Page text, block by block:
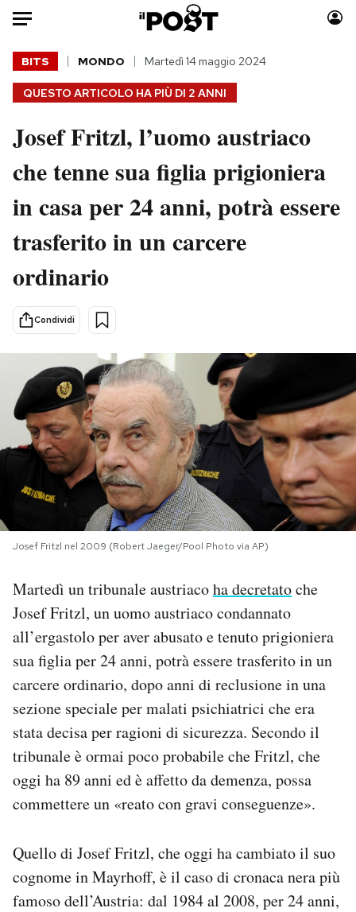
Auto
HOME
Italia
Politica
Tecnologia
Internet
Scienza
Cultura
Sport
Moda
Consumismi
Storie/Idee
Ok Boomer!
Media
PODCAST
NEWSLETTER
I MIEI PREFERITI
SHOP
CALENDARIO
AREA PERSONALE
Area Personale
Newsletter
Notifiche mobile
Regala il Post
Hai bisogno di aiuto?
Esci
QUESTO ARTICOLO HA PIÙ DI 2 ANNI
BITS MONDO Martedì 14 maggio 2024
Josef Fritzl, l’uomo austriaco
che tenne sua figlia prigioniera
in casa per 24 anni, potrà essere
trasferito in un carcere
ordinario
Condividi
Josef Fritzl nel 2009 (Robert Jaeger/Pool Photo via AP)
Martedì un tribunale austriacoha decretatoche
Josef Fritzl, un uomo austriaco condannato
all’ergastolo per aver abusato e tenuto prigioniera
sua figlia per 24 anni, potrà essere trasferito in un
carcere ordinario, dopo anni di reclusione in una
sezione speciale per malati psichiatrici che era
stata decisa per ragioni di sicurezza. Secondo il
tribunale è ormai poco probabile che Fritzl, che
oggi ha 89 anni ed è affetto da demenza, possa
commettere un «reato con gravi conseguenze».
Quello di Josef Fritzl, che oggi ha cambiato il suo
cognome in Mayrhoff, è il caso di cronaca nera più
famoso dell’Austria: dal 1984 al 2008, per 24 anni,